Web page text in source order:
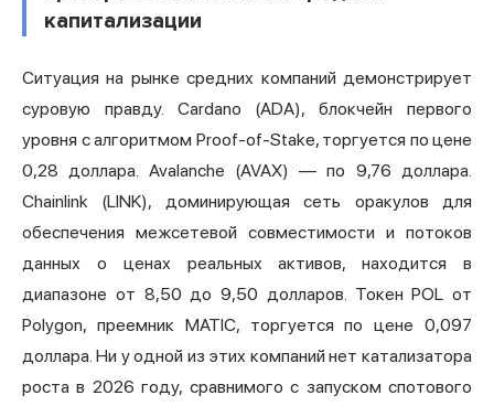
капитализации
Ситуация на рынке средних компаний демонстрирует
суровую правду. Cardano (ADA), блокчейн первого
уровня с алгоритмом Proof-of-Stake, торгуется по цене
0,28 доллара. Avalanche (AVAX) — по 9,76 доллара.
Chainlink (LINK), доминирующая сеть оракулов для
обеспечения межсетевой совместимости и потоков
данных о ценах реальных активов, находится в
диапазоне от 8,50 до 9,50 долларов. Токен POL от
Polygon, преемник MATIC, торгуется по цене 0,097
доллара. Ни у одной из этих компаний нет катализатора
роста в 2026 году, сравнимого с запуском спотового